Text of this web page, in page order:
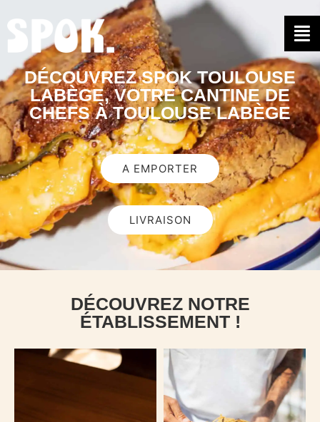
DÉCOUVREZ SPOK TOULOUSE
LABÈGE, VOTRE CANTINE DE
CHEFS À TOULOUSE LABÈGE
A EMPORTER
LIVRAISON
DÉCOUVREZ NOTRE
ÉTABLISSEMENT !